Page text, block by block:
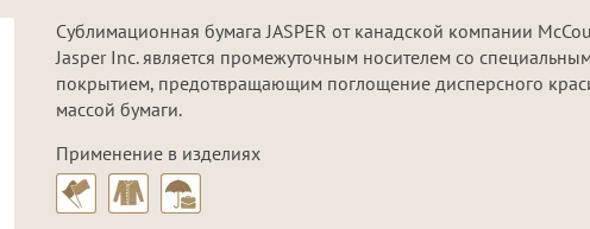
Сублимационная бумага JASPER от канадской компании
Jasper Inc. является промежуточным носителем со специальным
покрытием, предотвращающим поглощение дисперсного
массой бумаги.
Цвета в наличии
Нет в наличии
Цвета под заказ
Применение в изделиях